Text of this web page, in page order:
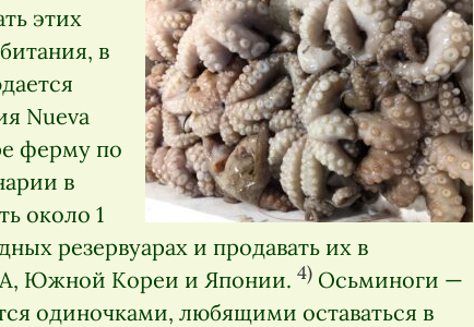
этих
в
Nueva
ферму по
в
около 1
резервуарах и продавать их в
Южной Кореи и Японии. 4) Осьминоги —
одиночками, любящими оставаться в